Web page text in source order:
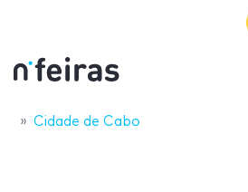
Cidade de Cabo